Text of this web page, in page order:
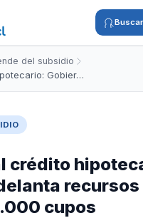
del subsidio
Gobier…
crédito
recursos
cupos